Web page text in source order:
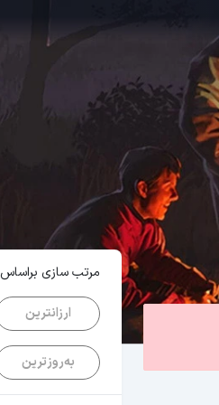
مرتب سازی براساس
ارزانترین
به‌روزترین